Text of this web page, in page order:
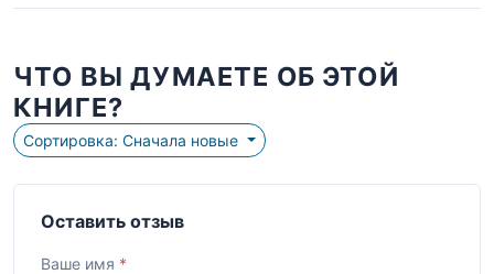
ЧТО ВЫ ДУМАЕТЕ ОБ ЭТОЙ
КНИГЕ?
Сортировка: Сначала новые
Оставить отзыв
Ваше имя *